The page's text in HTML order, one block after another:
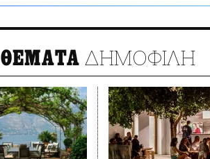
ΘΕΜΑΤΑ ΔΗΜΟΦΙΛΗ